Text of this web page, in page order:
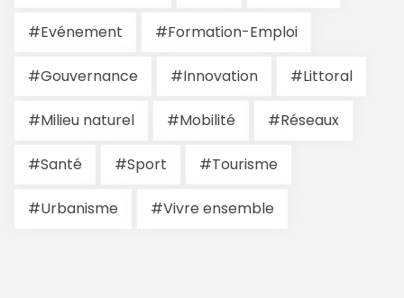
#Evénement #Formation-Emploi
#Gouvernance #Innovation #Littoral
#Milieu naturel #Mobilité #Réseaux
#Santé #Sport #Tourisme
#Urbanisme #Vivre ensemble